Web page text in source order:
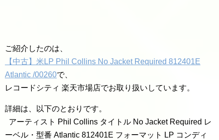
ご紹介したのは、
【中古】米LP Phil Collins No Jacket Required 812401E
Atlantic /00260で、
レコードシティ 楽天市場店でお取り扱いしています。
詳細は、以下のとおりです。
アーティスト Phil Collins タイトル No Jacket Required レ
ーベル・型番 Atlantic 812401E フォーマット LP コンディ